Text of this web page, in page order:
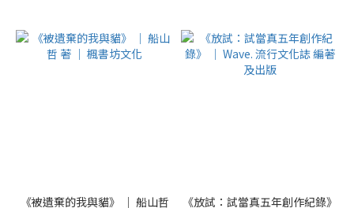
《被遺棄的我與貓》 ｜ 船山哲
《放試：試當真五年創作紀錄》